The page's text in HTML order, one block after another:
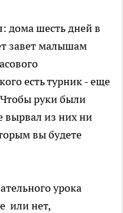
дома шесть дней в
завет малышам
есть турник - еще
руки были
вырвал из них ни
вы будете
урока
или нет,